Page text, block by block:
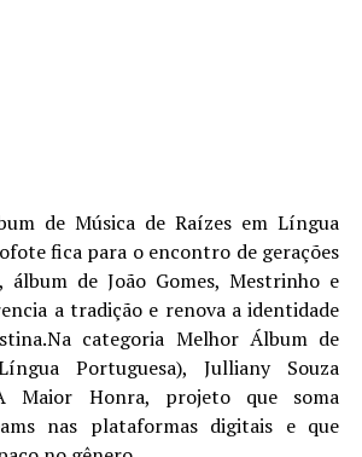
de Música de Raízes em Língua
fica para o encontro de gerações
álbum de João Gomes, Mestrinho e
a tradição e renova a identidade
categoria Melhor Álbum de
Portuguesa), Julliany Souza
Maior Honra, projeto que soma
nas plataformas digitais e que